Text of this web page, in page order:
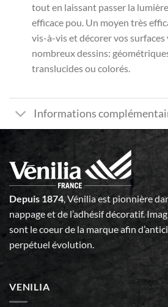
tout en laissant passer la
efficace pou. Un moyen très
vis-à-vis et décorer vos surfaces
nombreux dessins:
translucides ou colorés.
Informations
Depuis 1874 , Vénilia est pionnière
nappage et de l’adhésif décoratif.
sont le coeur de la marque afin
perpétuel évolution.
VENILIA